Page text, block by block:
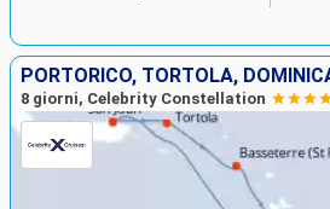
8 giorni, Celebrity Constellation